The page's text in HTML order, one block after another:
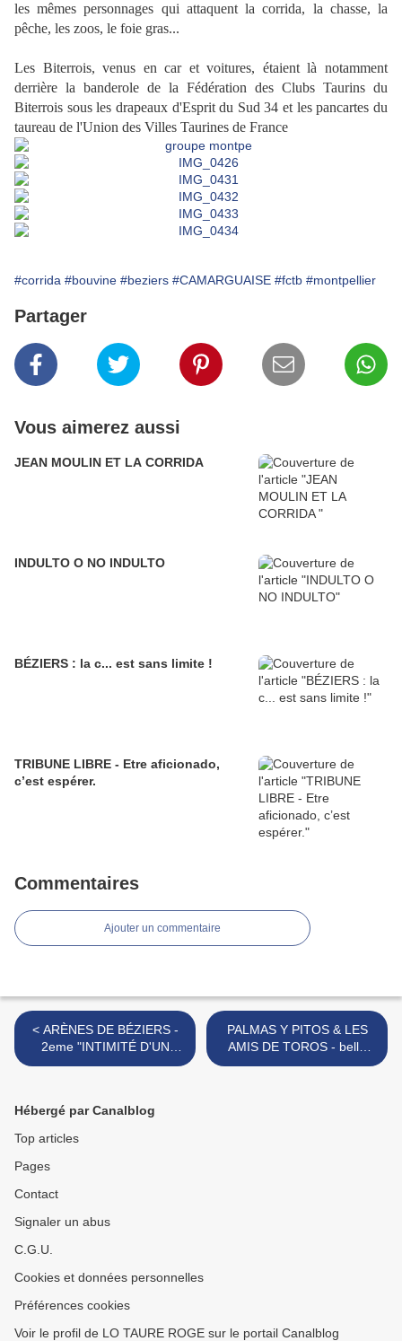
les mêmes personnages qui attaquent la corrida, la chasse, la
pêche, les zoos, le foie gras...
Les Biterrois, venus en car et voitures, étaient là notamment
derrière la banderole de la Fédération des Clubs Taurins du
Biterrois sous les drapeaux d'Esprit du Sud 34 et les pancartes du
taureau de l'Union des Villes Taurines de France
#corrida #bouvine #beziers #CAMARGUAISE #fctb #montpellier
Partager
Vous aimerez aussi
JEAN MOULIN ET LA CORRIDA
INDULTO O NO INDULTO
BÉZIERS : la c... est sans limite !
TRIBUNE LIBRE - Etre aficionado,
c’est espérer.
Commentaires
Ajouter un commentaire
< ARÈNES DE BÉZIERS -
2eme "INTIMITÉ D'UN
TORERO" SAMEDI 18
PALMAS Y PITOS & LES
AMIS DE TOROS - belle
soirée >
Hébergé par Canalblog
Top articles
Pages
Contact
Signaler un abus
C.G.U.
Cookies et données personnelles
Préférences cookies
Voir le profil de LO TAURE ROGE sur le portail Canalblog